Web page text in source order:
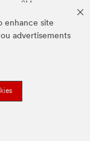
enhance site
advertisements
van 3M.we